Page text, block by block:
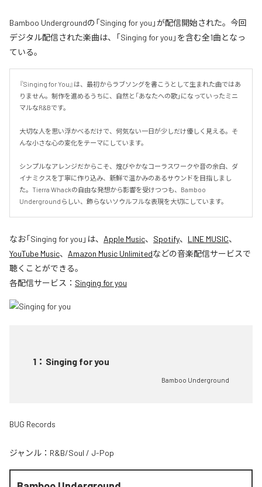
Bamboo Undergroundの「Singing for you」が配信開始された。今回
デジタル配信された楽曲は、「Singing for you」を含む全1曲となっ
ている。
『Singing for You』は、最初からラブソングを書こうとして生まれた曲ではあ
りません。制作を進めるうちに、自然と「あなたへの歌」になっていったミニ
マルなR&Bです。
大切な人を思い浮かべるだけで、何気ない一日が少しだけ優しく見える。そ
んな小さな心の変化をテーマにしています。
シンプルなアレンジだからこそ、煌びやかなコーラスワークや音の余白、ダ
イナミクスを丁寧に作り込み、新鮮で温かみのあるサウンドを目指しまし
た。Tierra Whackの自由な発想から影響を受けつつも、Bamboo
Undergroundらしい、飾らないソウルフルな表現を大切にしています。
なお「Singing for you 」は、 Apple Music、 Spotify、 LINE MUSIC、
YouTube Music、 Amazon Music Unlimitedなどの音楽配信サービスで
聴くことができる。
各配信サービス： Singing for you
1 ： Singing for you
Bamboo Underground
BUG Records
ジャンル： R&B/Soul / J-Pop